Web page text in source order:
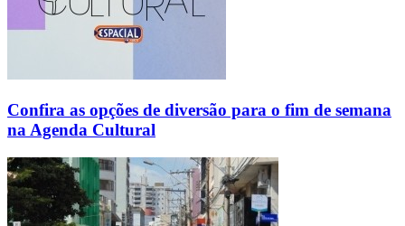
Confira as opções de diversão para o fim de semana
na Agenda Cultural